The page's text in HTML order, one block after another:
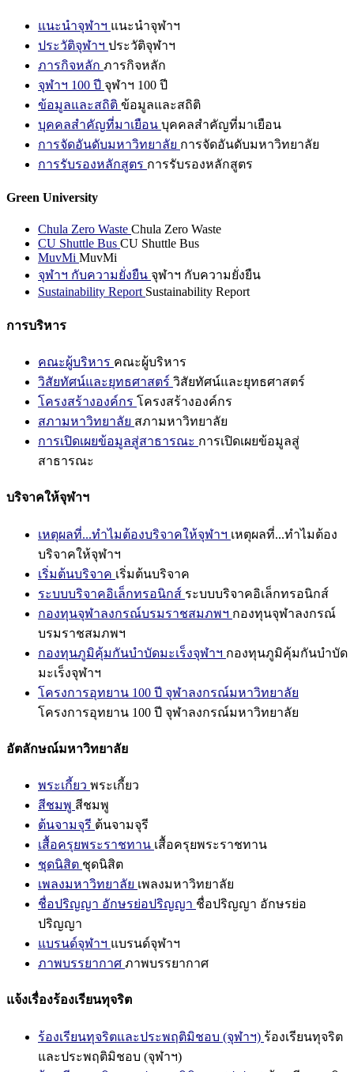
แนะนำจุฬาฯ แนะนำจุฬาฯ
ประวัติจุฬาฯ ประวัติจุฬาฯ
ภารกิจหลัก ภารกิจหลัก
จุฬาฯ 100 ปี จุฬาฯ 100 ปี
ข้อมูลและสถิติ ข้อมูลและสถิติ
บุคคลสำคัญที่มาเยือน บุคคลสำคัญที่มาเยือน
การจัดอันดับมหาวิทยาลัย การจัดอันดับมหาวิทยาลัย
การรับรองหลักสูตร การรับรองหลักสูตร
Green University
Chula Zero Waste Chula Zero Waste
CU Shuttle Bus CU Shuttle Bus
MuvMi MuvMi
จุฬาฯ กับความยั่งยืน จุฬาฯ กับความยั่งยืน
Sustainability Report Sustainability Report
การบริหาร
คณะผู้บริหาร คณะผู้บริหาร
วิสัยทัศน์และยุทธศาสตร์ วิสัยทัศน์และยุทธศาสตร์
โครงสร้างองค์กร โครงสร้างองค์กร
สภามหาวิทยาลัย สภามหาวิทยาลัย
การเปิดเผยข้อมูลสู่สาธารณะ การเปิดเผยข้อมูลสู่
สาธารณะ
บริจาคให้จุฬาฯ
เหตุผลที่...ทำไมต้องบริจาคให้จุฬาฯ เหตุผลที่...ทำไมต้อง
บริจาคให้จุฬาฯ
เริ่มต้นบริจาค เริ่มต้นบริจาค
ระบบบริจาคอิเล็กทรอนิกส์ ระบบบริจาคอิเล็กทรอนิกส์
กองทุนจุฬาลงกรณ์บรมราชสมภพฯ กองทุนจุฬาลงกรณ์
บรมราชสมภพฯ
กองทุนภูมิคุ้มกันบำบัดมะเร็งจุฬาฯ กองทุนภูมิคุ้มกันบำบัด
มะเร็งจุฬาฯ
โครงการอุทยาน 100 ปี จุฬาลงกรณ์มหาวิทยาลัย
โครงการอุทยาน 100 ปี จุฬาลงกรณ์มหาวิทยาลัย
อัตลักษณ์มหาวิทยาลัย
พระเกี้ยว พระเกี้ยว
สีชมพู สีชมพู
ต้นจามจุรี ต้นจามจุรี
เสื้อครุยพระราชทาน เสื้อครุยพระราชทาน
ชุดนิสิต ชุดนิสิต
เพลงมหาวิทยาลัย เพลงมหาวิทยาลัย
ชื่อปริญญา อักษรย่อปริญญา ชื่อปริญญา อักษรย่อ
ปริญญา
แบรนด์จุฬาฯ แบรนด์จุฬาฯ
ภาพบรรยากาศ ภาพบรรยากาศ
แจ้งเรื่องร้องเรียนทุจริต
ร้องเรียนทุจริตและประพฤติมิชอบ (จุฬาฯ) ร้องเรียนทุจริต
และประพฤติมิชอบ (จุฬาฯ)